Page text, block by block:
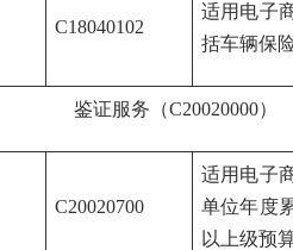
C18040102
适用电子
括车辆保
鉴证服务（C20020000）
C20020700
适用电子
单位年度
以上级预